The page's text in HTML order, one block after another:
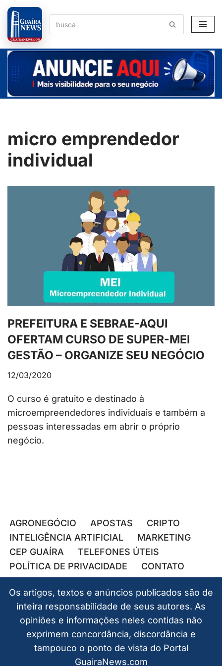
Pular
para
o
conteúdo
micro emprendedor
individual
PREFEITURA E SEBRAE-AQUI
OFERTAM CURSO DE SUPER-MEI
GESTÃO – ORGANIZE SEU NEGÓCIO
12/03/2020
O curso é gratuito e destinado à
microempreendedores individuais e também a
pessoas interessadas em abrir o próprio
negócio.
AGRONEGÓCIO APOSTAS
CRIPTO
INTELIGÊNCIA ARTIFICIAL
MARKETING
CEP GUAÍRA
TELEFONES ÚTEIS
POLÍTICA DE PRIVACIDADE
CONTATO
Os artigos, textos e anúncios publicados são de
inteira responsabilidade de seus autores. As
opiniões e informações neles contidas não
exprimem concordância, discordância e
tampouco o ponto de vista do Portal
GuairaNews.com